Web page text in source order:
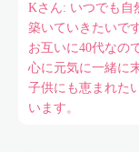
Kさん: いつでも自
築いていきたいです
お互いに40代なの
心に元気に一緒に
子供にも恵まれた
います。